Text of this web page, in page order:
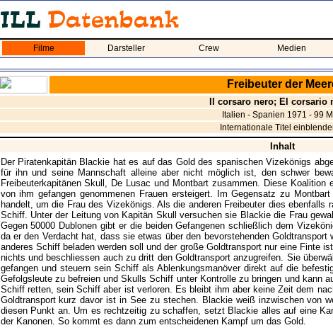
Filme Darsteller Crew Medien
Freibeuter der
Il corsaro nero; El corsario
Italien - Spanien 1971 - 99
Internationale Titel
Inhalt
Der Piratenkapitän Blackie hat es auf das Gold des spanischen Vizekönigs
für ihn und seine Mannschaft alleine aber nicht möglich ist, den schwer
Freibeuterkapitänen Skull, De Lusac und Montbart zusammen. Diese
von ihm gefangen genommenen Frauen ersteigert. Im Gegensatz zu
handelt, um die Frau des Vizekönigs. Als die anderen Freibeuter dies
Schiff. Unter der Leitung von Kapitän Skull versuchen sie Blackie die Frau
Gegen 50000 Dublonen gibt er die beiden Gefangenen schließlich dem
da er den Verdacht hat, dass sie etwas über den bevorstehenden
anderes Schiff beladen werden soll und der große Goldtransport nur eine Finte
nichts und beschliessen auch zu dritt den Goldtransport anzugreifen. Sie
gefangen und steuern sein Schiff als Ablenkungsmanöver direkt auf die
Gefolgsleute zu befreien und Skulls Schiff unter Kontrolle zu bringen und kann
Schiff retten, sein Schiff aber ist verloren. Es bleibt ihm aber keine Zeit dem
Goldtransport kurz davor ist in See zu stechen. Blackie weiß inzwischen von
diesen Punkt an. Um es rechtzeitig zu schaffen, setzt Blackie alles auf eine
der Kanonen. So kommt es dann zum entscheidenen Kampf um das Gold.